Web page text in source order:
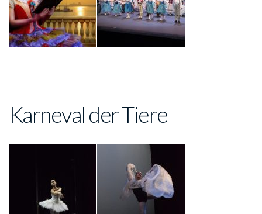
Karneval der Tiere